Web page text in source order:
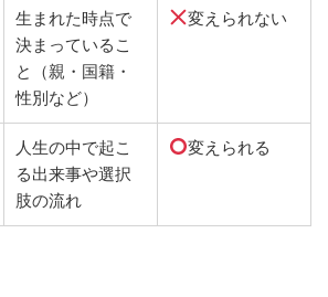
生まれた時点で
決まっているこ
と（親・国籍・
性別など）
変えられない
人生の中で起こ
る出来事や選択
肢の流れ
変えられる